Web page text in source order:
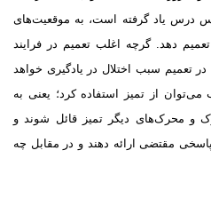
درس یاد گرفته است، به موقعیت‌هاى
دهد. گرچه اغلب تعمیم در فرایند
تعمیم سبب اختلال در یادگیرى خواهد
از تمیز استفاده کرد؛ یعنى به
و محرک‌هاى دیگر تمیز قائل شوند و
مقتضى ارائه دهند و در مقابل چه